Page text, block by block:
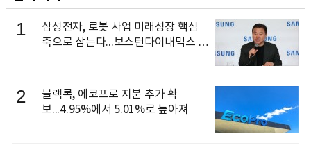
1
삼성전자, 로봇 사업 미래성장 핵심
축으로 삼는다...보스턴다이내믹스 출
2
블랙록, 에코프로 지분 추가 확
보...4.95%에서 5.01%로 높아져